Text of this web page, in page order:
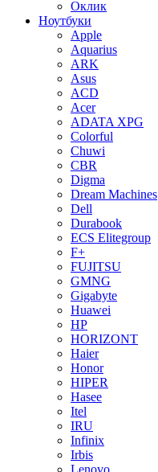
Оклик
Ноутбуки
Apple
Aquarius
ARK
Asus
ACD
Acer
ADATA XPG
Colorful
Chuwi
CBR
Digma
Dream Machines
Dell
Durabook
ECS Elitegroup
F+
FUJITSU
GMNG
Gigabyte
Huawei
HP
HORIZONT
Haier
Honor
HIPER
Hasee
Itel
IRU
Infinix
Irbis